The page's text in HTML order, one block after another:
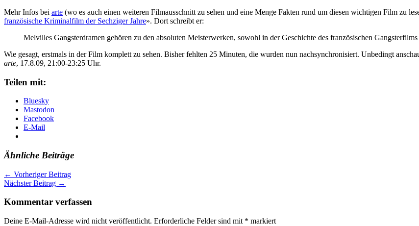
Mehr Infos bei arte (wo es auch einen weiteren Filmausschnitt zu sehen und eine Menge Fakten rund um diesen wichtigen Film zu
französische Kriminalfilm der Sechziger Jahre». Dort schreibt er:
Melvilles Gangsterdramen gehören zu den absoluten Meisterwerken, sowohl in der Geschichte des französischen
Wie gesagt, erstmals in der Film komplett zu sehen. Bisher fehlten 25 Minuten, die wurden nun nachsynchronisiert. Unbedingt
arte, 17.8.09, 21:00-23:25 Uhr.
Teilen mit:
Bluesky
Mastodon
Facebook
E-Mail
Ähnliche Beiträge
← Vorheriger Beitrag
Nächster Beitrag →
Kommentar verfassen
Deine E-Mail-Adresse wird nicht veröffentlicht. Erforderliche Felder sind mit * markiert